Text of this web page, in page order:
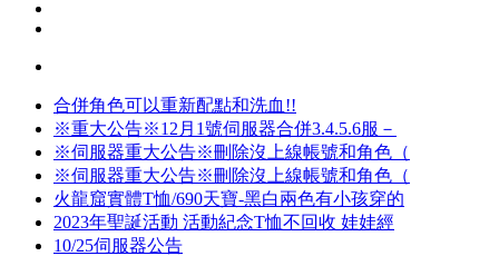
合併角色可以重新配點和洗血!!
※重大公告※12月1號伺服器合併3.4.5.6服－
※伺服器重大公告※刪除沒上線帳號和角色（
※伺服器重大公告※刪除沒上線帳號和角色（
火龍窟實體T恤/690天寶-黑白兩色有小孩穿的
2023年聖誕活動 活動紀念T恤不回收 娃娃經
10/25伺服器公告